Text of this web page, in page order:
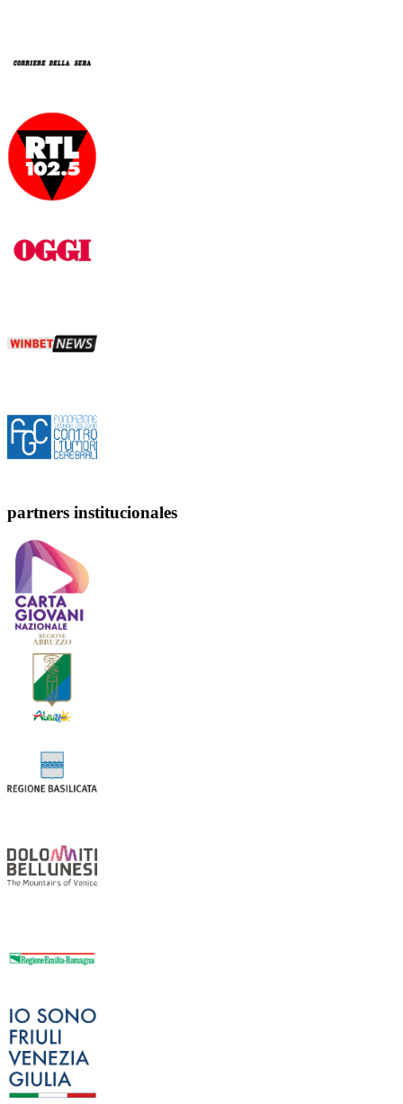
partners institucionales